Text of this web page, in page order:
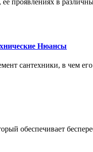
Нюансы
сантехники, в чем
обеспечивает